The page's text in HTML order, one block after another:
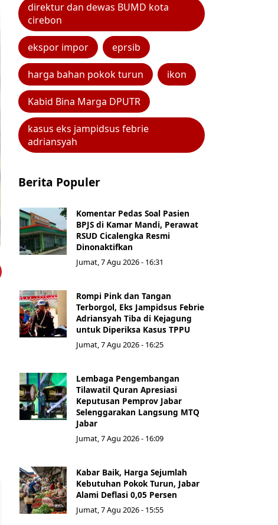
direktur dan dewas BUMD kota
cirebon
ekspor impor eprsib
harga bahan pokok turun ikon
Kabid Bina Marga DPUTR
kasus eks jampidsus febrie
adriansyah
Berita Populer
Komentar Pedas Soal Pasien
BPJS di Kamar Mandi, Perawat
RSUD Cicalengka Resmi
Dinonaktifkan
Jumat, 7 Agu 2026 - 16:31
Rompi Pink dan Tangan
Terborgol, Eks Jampidsus Febrie
Adriansyah Tiba di Kejagung
untuk Diperiksa Kasus TPPU
Jumat, 7 Agu 2026 - 16:25
Lembaga Pengembangan
Tilawatil Quran Apresiasi
Keputusan Pemprov Jabar
Selenggarakan Langsung MTQ
Jabar
Jumat, 7 Agu 2026 - 16:09
Kabar Baik, Harga Sejumlah
Kebutuhan Pokok Turun, Jabar
Alami Deflasi 0,05 Persen
Jumat, 7 Agu 2026 - 15:55